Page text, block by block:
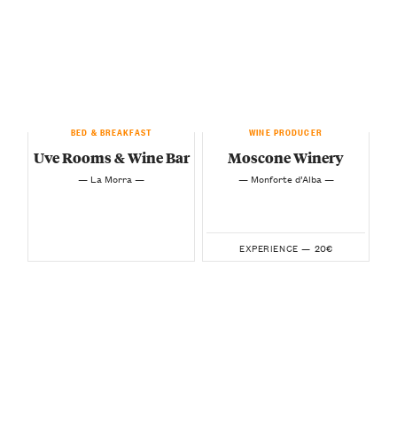
BED & BREAKFAST
Uve Rooms & Wine Bar
— La Morra —
WINE PRODUCER
Moscone Winery
— Monforte d’Alba —
EXPERIENCE — 20€